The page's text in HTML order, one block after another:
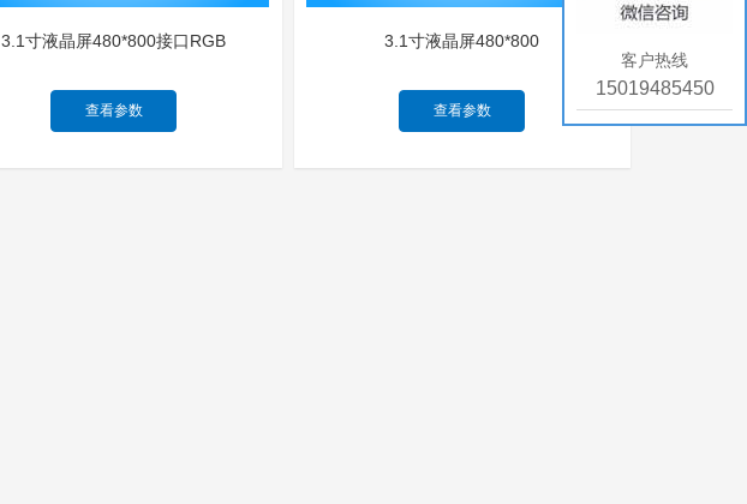
3.1寸液晶屏480*800接口RGB
查看参数
3.1寸液晶屏480*800
查看参数
客户热线
15019485450